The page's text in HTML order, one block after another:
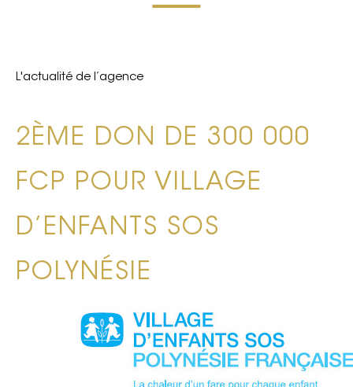
L'actualité de l’agence
2ÈME DON DE 300 000
FCP POUR VILLAGE
D’ENFANTS SOS
POLYNÉSIE